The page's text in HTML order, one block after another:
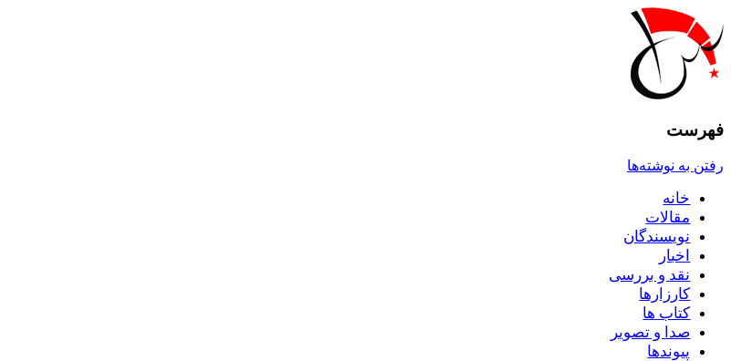
فهرست
رفتن به نوشته‌ها
خانه
مقالات
نويسندگان
اخبار
نقد و بررسى
کارزارها
کتاب ها
صدا و تصوير
پيوندها